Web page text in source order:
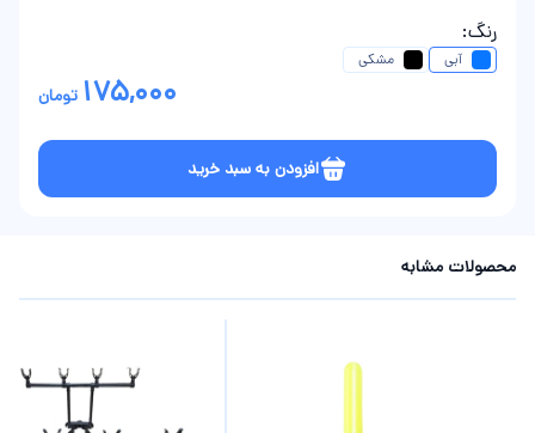
رنگ:
آبی مشکی
175,000 تومان
افزودن به سبد خرید
محصولات مشابه